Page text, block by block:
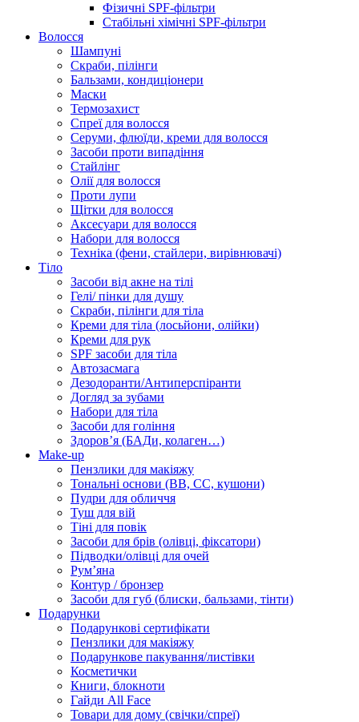
Фізичні SPF-фільтри
Стабільні хімічні SPF-фільтри
Волосся
Шампуні
Скраби, пілінги
Бальзами, кондиціонери
Маски
Термозахист
Спреї для волосся
Серуми, флюїди, креми для волосся
Засоби проти випадіння
Стайлінг
Олії для волосся
Проти лупи
Щітки для волосся
Аксесуари для волосся
Набори для волосся
Техніка (фени, стайлери, вирівнювачі)
Тіло
Засоби від акне на тілі
Гелі/ пінки для душу
Скраби, пілінги для тіла
Креми для тіла (лосьйони, олійки)
Креми для рук
SPF засоби для тіла
Автозасмага
Дезодоранти/Антиперспіранти
Догляд за зубами
Набори для тіла
Засоби для гоління
Здоровʼя (БАДи, колаген…)
Make-up
Пензлики для макіяжу
Тональні основи (BB, CC, кушони)
Пудри для обличчя
Туш для вій
Тіні для повік
Засоби для брів (олівці, фіксатори)
Підводки/олівці для очей
Румʼяна
Контур / бронзер
Засоби для губ (блиски, бальзами, тінти)
Подарунки
Подарункові сертифікати
Пензлики для макіяжу
Подарункове пакування/листівки
Косметички
Книги, блокноти
Гайди All Face
Товари для дому (свічки/спреї)